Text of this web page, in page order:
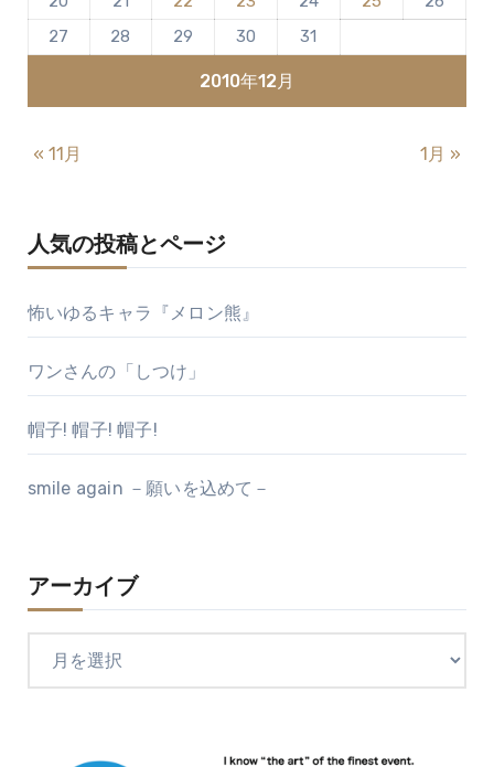
2010年12月
27
28 29 30 31
« 11月 1月 »
人気の投稿とページ
怖いゆるキャラ『メロン熊』
ワンさんの「しつけ」
帽子! 帽子! 帽子!
smile again －願いを込めて－
アーカイブ